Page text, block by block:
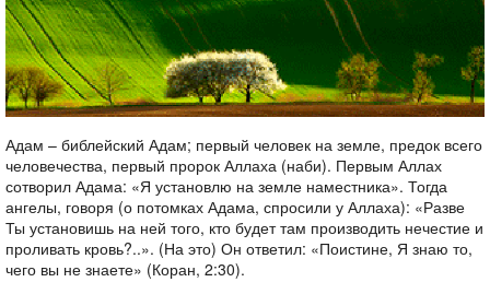
Адам – библейский Адам; первый человек на земле, предок всего
человечества, первый пророк Аллаха (наби). Первым Аллах
сотворил Адама: «Я установлю на земле наместника». Тогда
ангелы, говоря (о потомках Адама, спросили у Аллаха): «Разве
Ты установишь на ней того, кто будет там производить нечестие и
проливать кровь?..». (На это) Он ответил: «Поистине, Я знаю то,
чего вы не знаете» (Коран, 2:30).